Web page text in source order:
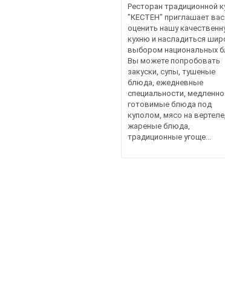
Ресторан традиционной
"КЕСТЕН" приглашает вас
оценить нашу
кухню и насладиться
выбором национальных
Вы можете попробовать
закуски, супы, тушеные
блюда, ежедневные
специальности, медленно
готовимые блюда под
куполом, мясо на вертеле,
жареные блюда,
традиционные угоще...